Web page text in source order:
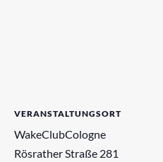
VERANSTALTUNGSORT
WakeClubCologne
Rösrather Straße 281